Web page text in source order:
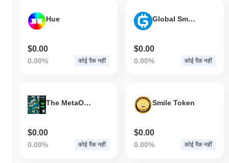
Hue
$0.00
0.00% कोई रैंक नहीं
Global Smart Asset
$0.00
0.00% कोई रैंक नहीं
The MetaONEz
$0.00
0.00% कोई रैंक नहीं
Smile Token
$0.00
0.00% कोई रैंक नहीं